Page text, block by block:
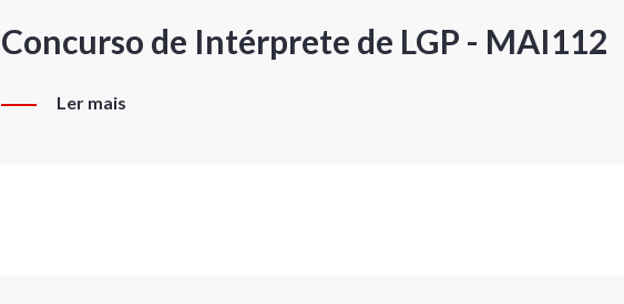
Concurso de Intérprete de LGP - MAI112
Ler mais